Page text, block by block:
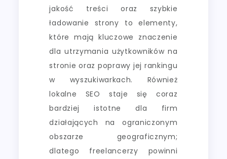
jakość treści oraz szybkie
ładowanie strony to elementy,
które mają kluczowe znaczenie
dla utrzymania użytkowników na
stronie oraz poprawy jej rankingu
w wyszukiwarkach. Również
lokalne SEO staje się coraz
bardziej istotne dla firm
działających na ograniczonym
obszarze geograficznym;
dlatego freelancerzy powinni